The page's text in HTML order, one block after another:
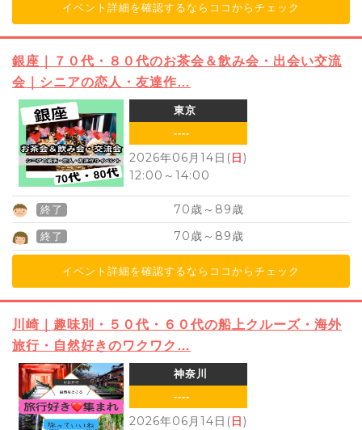
イベント詳細を確認するならココからチェック
銀座｜７０代・８０代のお茶会＆飲み会・出会い交流
会｜シニアの恋人・友達作…
東京
----
2026年06月14日(日)
12:00 ～ 14:00
終了 70歳～ 89歳
終了 70歳～ 89歳
イベント詳細を確認するならココからチェック
川崎｜趣味別・５０代・６０代の船上クルーズ・海外
旅行・自然好きのワクワク…
神奈川
----
2026年06月14日(日)